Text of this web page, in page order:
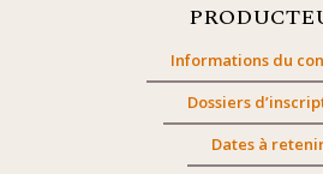
Informations du
Dossiers
Dates à